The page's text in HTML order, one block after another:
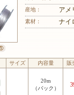
産地： アメ
素材： ナイ
サイズ 内容量 販
20m
（パック）